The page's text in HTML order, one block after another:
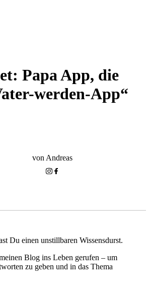
Papa App, die
werden-App“
von Andreas
Du einen unstillbaren Wissensdurst.
Blog ins Leben gerufen – um
zu geben und in das Thema